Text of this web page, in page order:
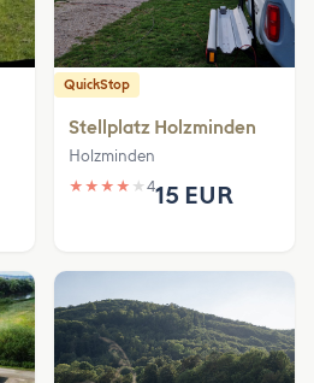
QuickStop
Stellplatz Holzminden
Holzminden
★ ★ ★ ★ ★ 415 EUR